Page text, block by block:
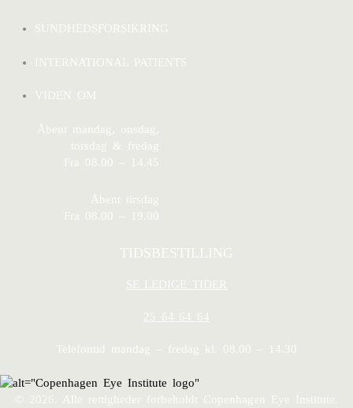
SUNDHEDSFORSIKRING
INTERNATIONAL PATIENTS
VIDEN OM
Åbent mandag, onsdag,
torsdag & fredag
Fra 08.00 – 14.45
Åbent tirsdag
Fra 08.00 – 19.00
TIDSBESTILLING
SE LEDIGE TIDER
25 64 64 64
Telefontid mandag – fredag kl. 08.00 – 14.30
© 2026. Alle rettigheder forbeholdt Copenhagen Eye Institute.